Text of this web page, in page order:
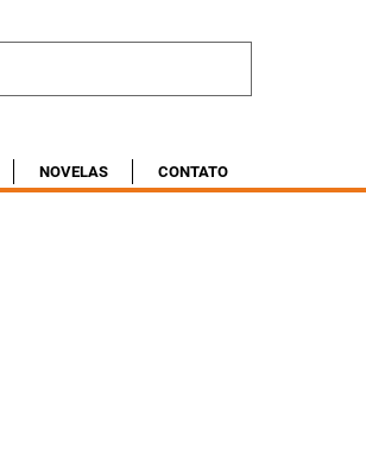
NOVELAS CONTATO